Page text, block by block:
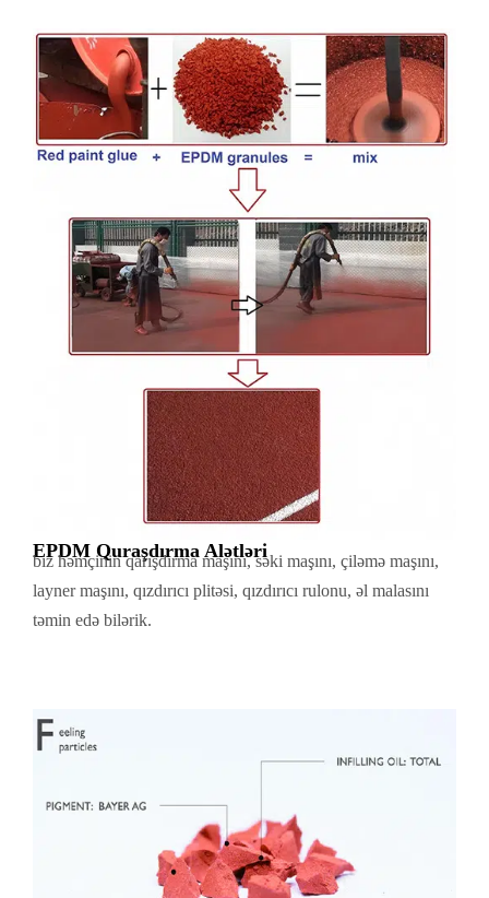
EPDM Quraşdırma Alətləri
biz həmçinin qarışdırma maşını, səki maşını, çiləmə maşını,
layner maşını, qızdırıcı plitəsi, qızdırıcı rulonu, əl malasını
təmin edə bilərik.